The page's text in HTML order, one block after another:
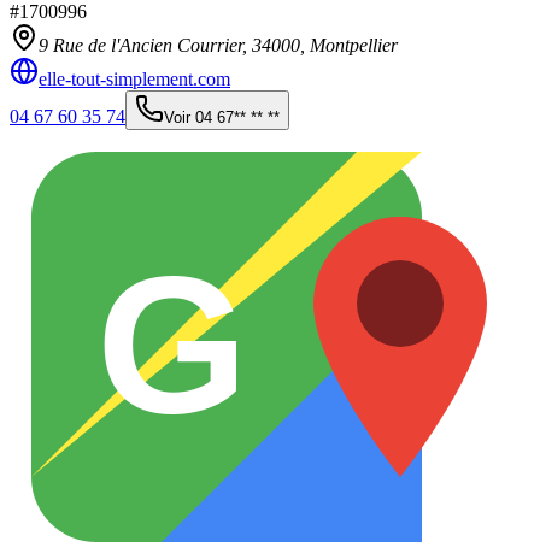
#1700996
9 Rue de l'Ancien Courrier, 34000 Montpellier
elle-tout-simplement.com
04 67 60 35 74
Voir 04 67** ** **
G